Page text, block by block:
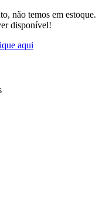
não temos em estoque.
disponível!
aqui